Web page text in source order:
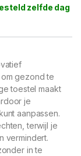
gezond te
toestel maakt
je
aanpassen.
terwijl je
vermindert.
in te